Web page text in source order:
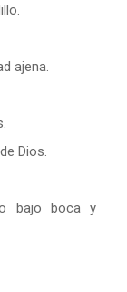
ajena.
Dios.
bajo boca y